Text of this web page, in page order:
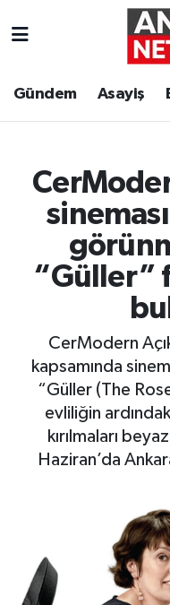
Gündem Asayiş
“Güller”
CerModern
kapsamında
“Güller (The
evliliğin
kırılmaları
Haziran’da
Ekonomi
Gündem
Kim Kimdir
Resmi İlanlar
Sağlık
Siyaset
Yaşam
Ankara Hava
Süper Lig Puan
Tüm Manşetler
Son Dakika
Haber Arşivi